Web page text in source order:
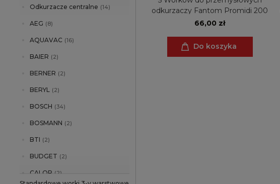
Odkurzacze centralne (14)
AEG (8)
AQUAVAC (16)
BAIER (2)
BERNER (2)
BERYL (2)
BOSCH (34)
BOSMANN (2)
BTI (2)
BUDGET (2)
CALOR (2)
odkurzaczy Fantom Promidi 200
66,00 zł
Do koszyka